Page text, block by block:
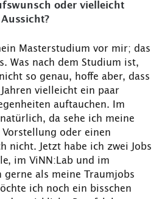
oder vielleicht
Masterstudium vor mir; das
Was nach dem Studium ist,
so genau, hoffe aber, dass
vielleicht ein paar
auftauchen. Im
da sehe ich meine
oder einen
nicht. Jetzt habe ich zwei Jobs
im ViNN:Lab und im
gerne als meine Traumjobs
ich noch ein bisschen